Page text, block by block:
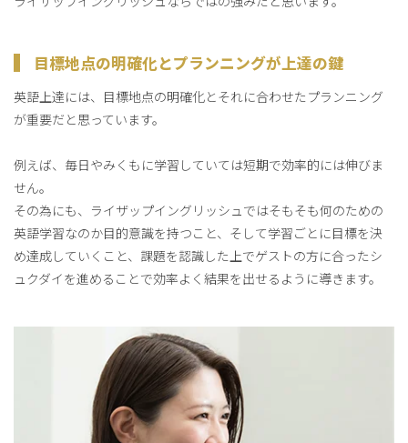
目標地点の明確化とプランニングが上達の鍵
英語上達には、目標地点の明確化とそれに合わせたプランニング
が重要だと思っています。
例えば、毎日やみくもに学習していては短期で効率的には伸びま
せん。
その為にも、ライザップイングリッシュではそもそも何のための
英語学習なのか目的意識を持つこと、そして学習ごとに目標を決
め達成していくこと、課題を認識した上でゲストの方に合ったシ
ュクダイを進めることで効率よく結果を出せるように導きます。